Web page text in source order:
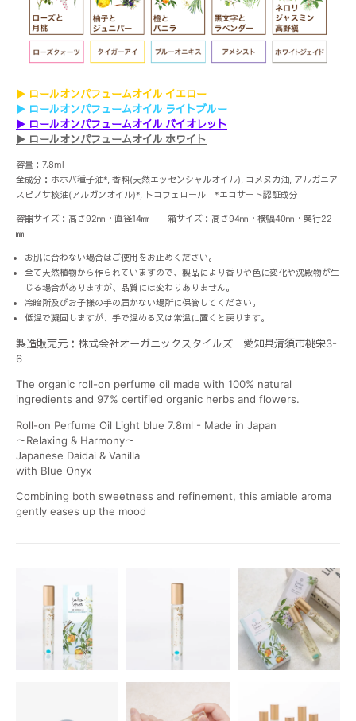
▶︎ ロールオンパフュームオイル イエロー
▶︎ ロールオンパフュームオイル ライトブルー
▶︎ ロールオンパフュームオイル バイオレット
▶︎ ロールオンパフュームオイル ホワイト
容量：7.8ml
全成分：ホホバ種子油*, 香料(天然エッセンシャルオイル), コメヌカ油, アルガニア
スピノサ核油(アルガンオイル)*, トコフェロール *エコサート認証成分
容器サイズ：高さ92㎜・直径14㎜ 箱サイズ：高さ94㎜・横幅40㎜・奥行22
㎜
お肌に合わない場合はご使用をお止めください。
全て天然植物から作られていますので、製品により香りや色に変化や沈殿物が生
じる場合がありますが、品質には変わりありません。
冷暗所及びお子様の手の届かない場所に保管してください。
低温で凝固しますが、手で温める又は常温に置くと戻ります。
製造販売元：株式会社オーガニックスタイルズ 愛知県清須市桃栄3-
6
The organic roll-on perfume oil made with 100% natural
ingredients and 97% certified organic herbs and flowers.
Roll-on Perfume Oil Light blue 7.8ml - Made in Japan
～Relaxing & Harmony～
Japanese Daidai & Vanilla
with Blue Onyx
Combining both sweetness and refinement, this amiable aroma
gently eases up the mood